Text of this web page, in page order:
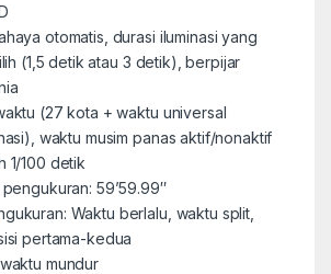
otomatis, durasi iluminasi yang
(1,5 detik atau 3 detik), berpijar
(27 kota + waktu universal
waktu musim panas aktif/nonaktif
1/100 detik
59’59.99″
Waktu berlalu, waktu split,
pertama-kedua
mundur